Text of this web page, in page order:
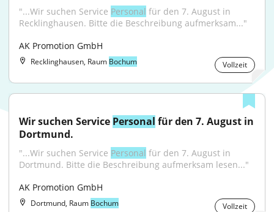
"...Wir suchen Service Personal für den 7. August in
Recklinghausen. Bitte die Beschreibung aufmerksam..."
AK Promotion GmbH
Recklinghausen, Raum Bochum Vollzeit
Wir suchen Service Personal für den 7. August in
Dortmund.
"...Wir suchen Service Personal für den 7. August in
Dortmund. Bitte die Beschreibung aufmerksam lesen..."
AK Promotion GmbH
Dortmund, Raum Bochum Vollzeit